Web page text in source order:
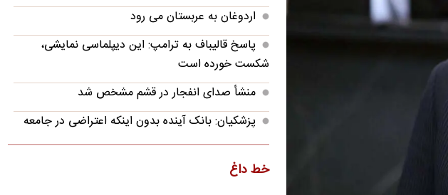
اردوغان به عربستان می رود
پاسخ قالیباف به ترامپ: این دیپلماسی نمایشی،
شکست خورده است
منشأ صدای انفجار در قشم مشخص شد
پزشکیان: بانک آینده بدون اینکه اعتراضی در جامعه
شکل بگیرد، بسته شد
پزشکیان: فشار خارجی در دولت چهاردهم بهخط داغ